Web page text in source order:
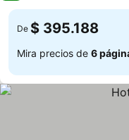
De $ 395.188
Mira precios de 6